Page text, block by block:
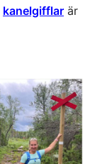
kanelgifflar är